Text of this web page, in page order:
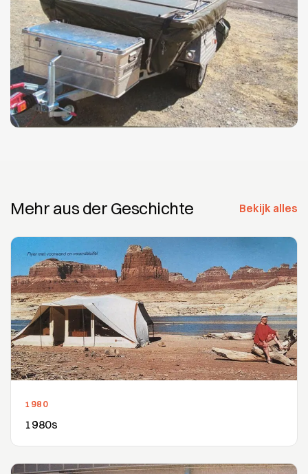
Mehr aus der Geschichte Bekijk alles
1980
1980s